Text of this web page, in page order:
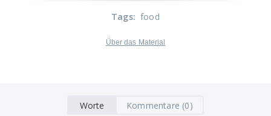
Tags: food
Über das Material
Worte Kommentare (0)